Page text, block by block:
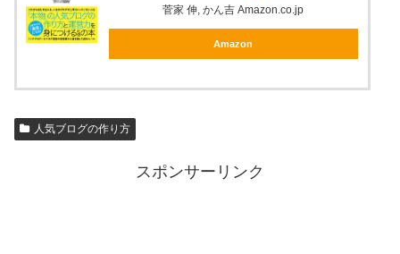
菅家 伸, かん吉 Amazon.co.jp
Amazon
人気ブログの作り方
スポンサーリンク